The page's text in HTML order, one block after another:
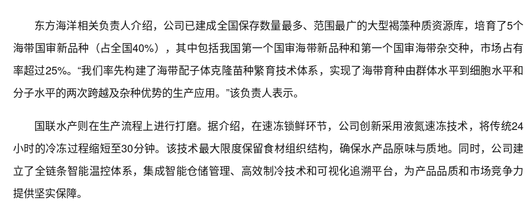
东方海洋相关负责人介绍，公司已建成全国保存数量最多、范围最广的大型褐藻种质资源库，培育了5个
海带国审新品种（占全国40%），其中包括我国第一个国审海带新品种和第一个国审海带杂交种，市场占有
率超过25%。“我们率先构建了海带配子体克隆苗种繁育技术体系，实现了海带育种由群体水平到细胞水平和
分子水平的两次跨越及杂种优势的生产应用。”该负责人表示。
国联水产则在生产流程上进行打磨。据介绍，在速冻锁鲜环节，公司创新采用液氮速冻技术，将传统24
小时的冷冻过程缩短至30分钟。该技术最大限度保留食材组织结构，确保水产品原味与质地。同时，公司建
立了全链条智能温控体系，集成智能仓储管理、高效制冷技术和可视化追溯平台，为产品品质和市场竞争力
提供坚实保障。